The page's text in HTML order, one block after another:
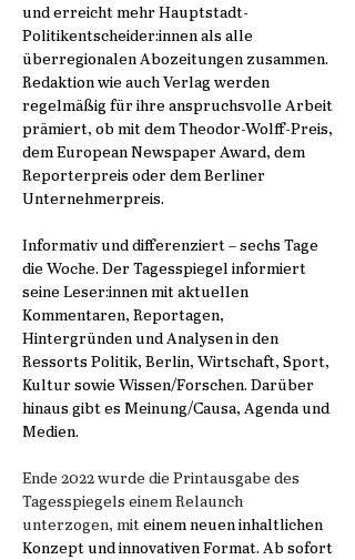
und erreicht mehr Hauptstadt-
Politikentscheider:innen als alle
überregionalen Abozeitungen zusammen.
Redaktion wie auch Verlag werden
regelmäßig für ihre anspruchsvolle Arbeit
prämiert, ob mit dem Theodor-Wolff-Preis,
dem European Newspaper Award, dem
Reporterpreis oder dem Berliner
Unternehmerpreis.
Informativ und differenziert – sechs Tage
die Woche. Der Tagesspiegel informiert
seine Leser:innen mit aktuellen
Kommentaren, Reportagen,
Hintergründen und Analysen in den
Ressorts Politik, Berlin, Wirtschaft, Sport,
Kultur sowie Wissen/Forschen. Darüber
hinaus gibt es Meinung/Causa, Agenda und
Medien.
Ende 2022 wurde die Printausgabe des
Tagesspiegels einem Relaunch
unterzogen, miteinem neuen inhaltlichen
Konzept und innovativen Format. Ab sofort